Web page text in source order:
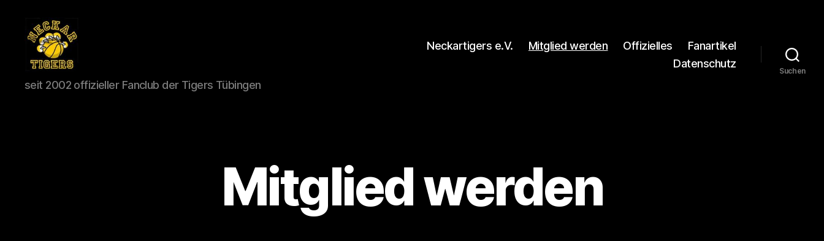
Neckar
Tigers
seit 2002 offizieller Fanclub der Tigers Tübingen
Neckartigers e.V. Mitglied werden Offizielles
Fanartikel
Datenschutz
Suchen
Mitglied werden